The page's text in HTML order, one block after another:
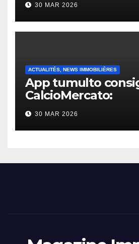
30 MAR 2026
ACTUALITÉS, NEWS IMMOBILIÈRES
App tumulto
CalcioMercato:
considerazione di
2026
30 MAR 2026